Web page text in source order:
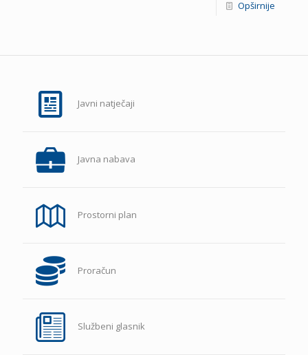
Opširnije
Javni natječaji
Javna nabava
Prostorni plan
Proračun
Službeni glasnik